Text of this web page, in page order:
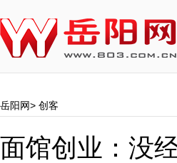
岳阳网> 创客
面馆创业：没